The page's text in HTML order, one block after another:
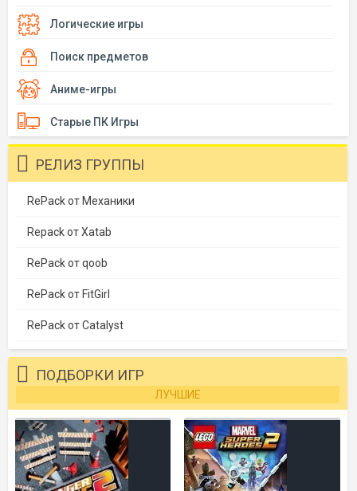
Логические игры
Поиск предметов
Аниме-игры
Старые ПК Игры
РЕЛИЗ ГРУППЫ
RePack от Механики
Repack от Xatab
RePack от qoob
RePack от FitGirl
RePack от Catalyst
ПОДБОРКИ ИГР
ЛУЧШИЕ